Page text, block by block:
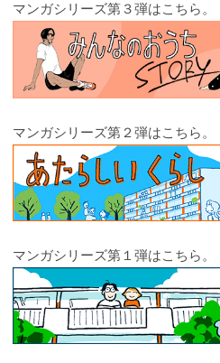
マンガシリーズ第３弾はこちら。
マンガシリーズ第２弾はこちら。
マンガシリーズ第１弾はこちら。